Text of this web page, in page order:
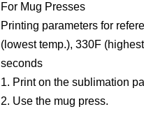
For Mug Presses
Printing parameters for
(lowest temp.), 330F
seconds
1. Print on the sublimation
2. Use the mug press.